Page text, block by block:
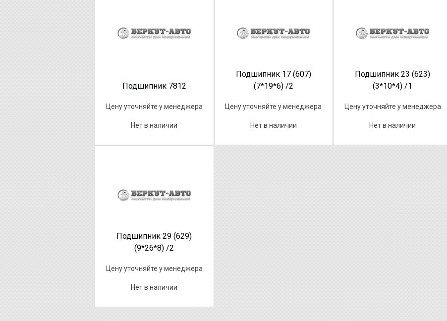
Подшипник 7812
Цену уточняйте у менеджера
Нет в наличии
Подшипник 17 (607)
(7*19*6) /2
Цену уточняйте у менеджера
Нет в наличии
Подшипник 23 (623)
(3*10*4) /1
Цену уточняйте у менеджера
Нет в наличии
Подшипник 29 (629)
(9*26*8) /2
Цену уточняйте у менеджера
Нет в наличии